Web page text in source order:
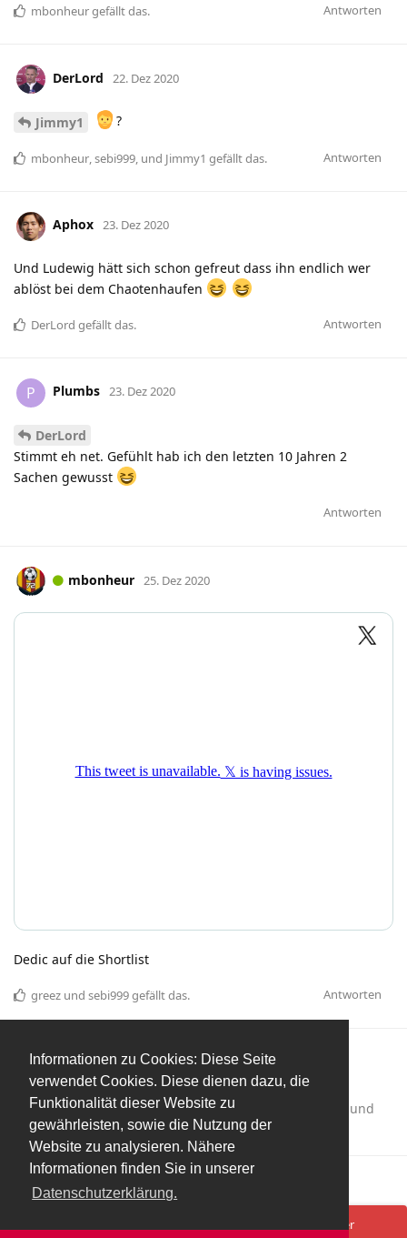
Informationen zu Cookies: Diese Seite
verwendet Cookies. Diese dienen dazu, die
Funktionalität dieser Website zu
gewährleisten, sowie die Nutzung der
Website zu analysieren. Nähere
Informationen finden Sie in unserer
Datenschutzerklärung.
Antworten
mbonheurgefällt das.
DerLord 22. Dez 2020
Jimmy1 ?
Antworten
mbonheur sebi999 , und Jimmy1 gefällt das.
Aphox 23. Dez 2020
Und Ludewig hätt sich schon gefreut dass ihn endlich wer
ablöst bei dem Chaotenhaufen
Antworten
DerLord gefällt das.
P Plumbs 23. Dez 2020
DerLord
Stimmt eh net. Gefühlt hab ich den letzten 10 Jahren 2
Sachen gewusst
Antworten
mbonheur 25. Dez 2020
Dedic auf die Shortlist
Antworten
greez und sebi999gefällt das.
EIN MONATSPÄTER
mbonheurhatdas Thema Entfernt
hinzugefügt und
das Thema
Entfernt entfernt (20. Jan 2021
Mehr laden
Ups! Da ist was schief gelaufen. Bitte lade die Seite neu oder